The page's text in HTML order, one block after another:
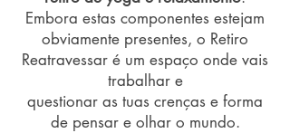
Embora estas componentes estejam
obviamente presentes, o Retiro
Reatravessar é um espaço onde vais
trabalhar e
questionar as tuas crenças e forma
de pensar e olhar o mundo.